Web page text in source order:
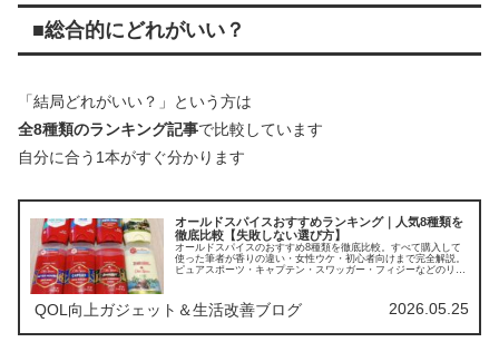
■総合的にどれがいい？
「結局どれがいい？」という方は
全8種類のランキング記事で比較しています
自分に合う1本がすぐ分かります
オールドスパイスおすすめランキング｜人気8種類を
徹底比較【失敗しない選び方】
オールドスパイスのおすすめ8種類を徹底比較。すべて購入して
使った筆者が香りの違い・女性ウケ・初心者向けまで完全解説。
ピュアスポーツ・キャプテン・スワッガー・フィジーなどのリア
QOL向上ガジェット＆生活改善ブログ 2026.05.25